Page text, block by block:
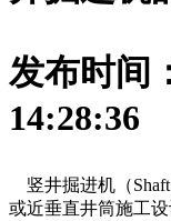
发布时间
14:28:36
或近垂直井筒施工